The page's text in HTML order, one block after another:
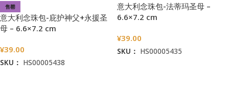
售罄
意大利念珠包-庇护神父+永援圣
母 – 6.6×7.2 cm
¥39.00
SKU： HS00005438
意大利念珠包-法蒂玛圣母 –
6.6×7.2 cm
¥39.00
SKU： HS00005435